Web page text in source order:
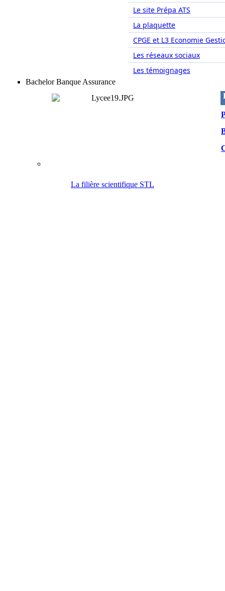
Le site Prépa ATS
La plaquette
CPGE et L3 Economie
Les réseaux sociaux
Les témoignages
Bachelor Banque Assurance
La filière scientifique STL